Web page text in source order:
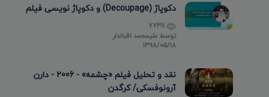
دکوپاژ (Decoupage) و دکوپاژ نویسی فیلم
توسطعلیمحمد اقبالدار
۱۳۹۸/۰۵/۱۸
نقد و تحلیل فیلم «چشمه» - 2006 - دارن
آرونوفسکی/ کرگدن